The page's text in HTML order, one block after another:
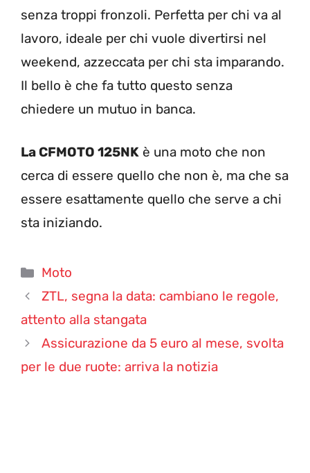
senza troppi fronzoli. Perfetta per chi va al
lavoro, ideale per chi vuole divertirsi nel
weekend, azzeccata per chi sta imparando.
Il bello è che fa tutto questo senza
chiedere un mutuo in banca.
La CFMOTO 125NK è una moto che non
cerca di essere quello che non è, ma che sa
essere esattamente quello che serve a chi
sta iniziando.
Categorie
Moto
ZTL, segna la data: cambiano le regole,
attento alla stangata
Assicurazione da 5 euro al mese, svolta
per le due ruote: arriva la notizia